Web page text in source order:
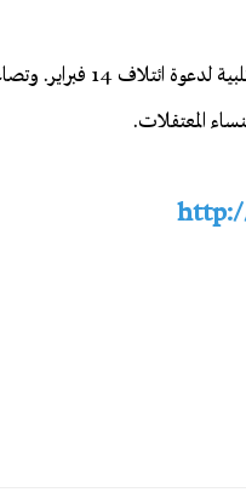
كما اشعلت الاطارات في جميع قرى جزيرة سترة البحرينية وفي
المعتقلات.